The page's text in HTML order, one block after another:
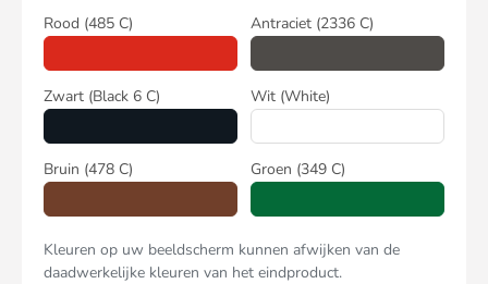
Rood (485 C) Antraciet (2336 C)
Zwart (Black 6 C) Wit (White)
Bruin (478 C) Groen (349 C)
Kleuren op uw beeldscherm kunnen afwijken van de
daadwerkelijke kleuren van het eindproduct.